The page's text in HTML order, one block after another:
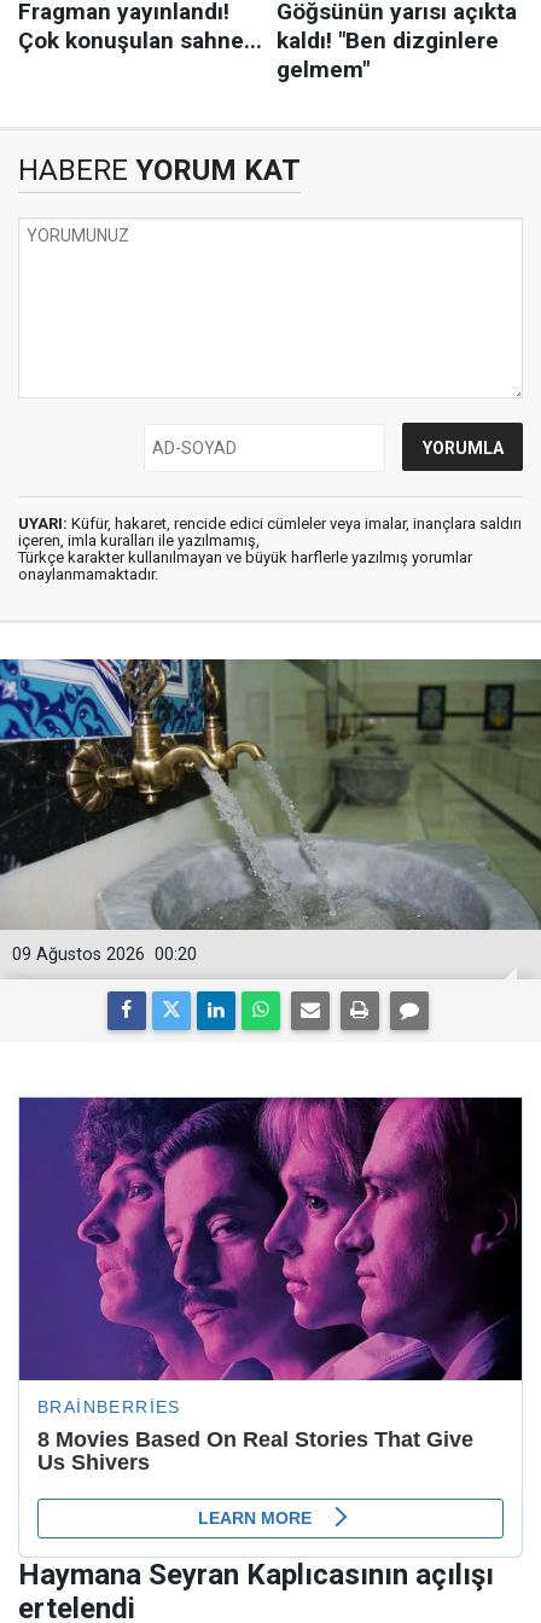
HABERE YORUM KAT
UYARI: Küfür, hakaret, rencide edici cümleler veya imalar, inançlara saldırı
içeren, imla kuralları ile yazılmamış,
Türkçe karakter kullanılmayan ve büyük harflerle yazılmış yorumlar
onaylanmamaktadır.
00:20
09 Ağustos 2026
Haymana Seyran Kaplıcasının açılışı
ertelendi